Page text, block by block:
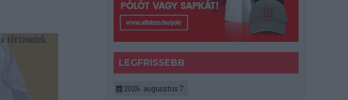
LEGFRISSEBB
2026. augusztus 7.